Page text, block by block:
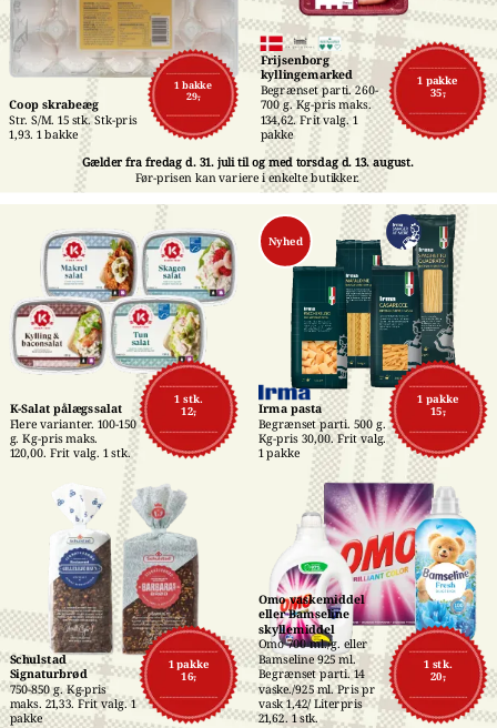
1 pakke
35,-
Frijsenborg
kyllingemarked
Begrænset parti. 260-
700 g. Kg-pris maks.
134,62. Frit valg. 1
pakke
Gælder fra fredag d. 31. juli til og med torsdag d. 13. august.
Før-prisen kan variere i enkelte butikker.
1 bakke
29,-
Coop skrabeæg
Str. S/M. 15 stk. Stk-pris
1,93. 1 bakke
1 pakke
16,-
Schulstad
Signaturbrød
750-850 g. Kg-pris
maks. 21,33. Frit valg. 1
pakke
1 stk.
20,-
Omo vaskemiddel
eller Bamseline
skyllemiddel
Omo 700 ml./g. eller
Bamseline 925 ml.
Begrænset parti. 14
vaske./925 ml. Pris pr
vask 1,42/ Literpris
21,62. 1 stk.
1 stk.
12,-
K-Salat pålægssalat
Flere varianter. 100-150
g. Kg-pris maks.
120,00. Frit valg. 1 stk.
1 pakke
15,-
Nyhed
Irma pasta
Begrænset parti. 500 g.
Kg-pris 30,00. Frit valg.
1 pakke